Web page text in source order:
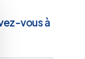
vous à